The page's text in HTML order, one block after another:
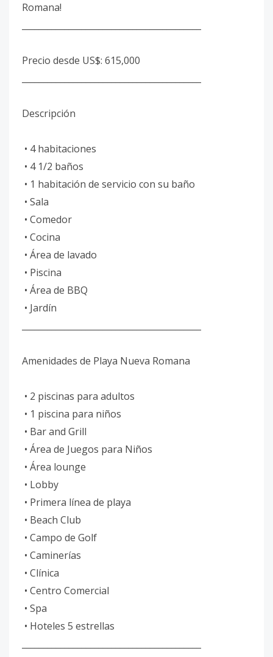
Romana!
Precio desde US$: 615,000
Descripción
• 4 habitaciones
• 4 1/2 baños
• 1 habitación de servicio con su baño
• Sala
• Comedor
• Cocina
• Área de lavado
• Piscina
• Área de BBQ
• Jardín
Amenidades de Playa Nueva Romana
• 2 piscinas para adultos
• 1 piscina para niños
• Bar and Grill
• Área de Juegos para Niños
• Área lounge
• Lobby
• Primera línea de playa
• Beach Club
• Campo de Golf
• Caminerías
• Clínica
• Centro Comercial
• Spa
• Hoteles 5 estrellas